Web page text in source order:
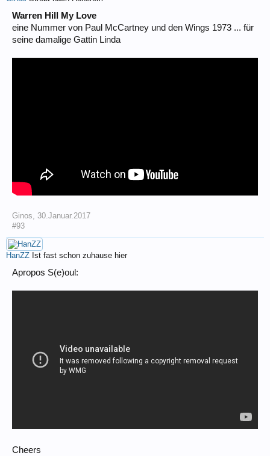
Warren Hill My Love
eine Nummer von Paul McCartney und den Wings 1973 ... für
seine damalige Gattin Linda
Ginos, 30.Januar.2017
#93
HanZZ Ist fast schon zuhause hier
Apropos S(e)oul:
Cheers